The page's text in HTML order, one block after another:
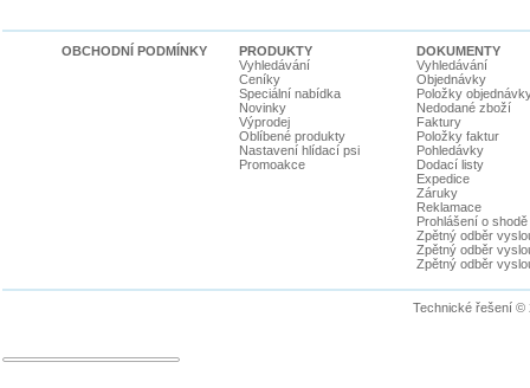
OBCHODNÍ PODMÍNKY
PRODUKTY
Vyhledávání
Ceníky
Speciální nabídka
Novinky
Výprodej
Oblíbené produkty
Nastavení hlídací psi
Promoakce
DOKUMENTY
Vyhledávání
Objednávky
Položky
Nedodané zboží
Faktury
Položky faktur
Pohledávky
Dodací listy
Expedice
Záruky
Reklamace
Prohlášení o shodě
Zpětný odběr
Zpětný odběr
Zpětný odběr
Technické řešení ©